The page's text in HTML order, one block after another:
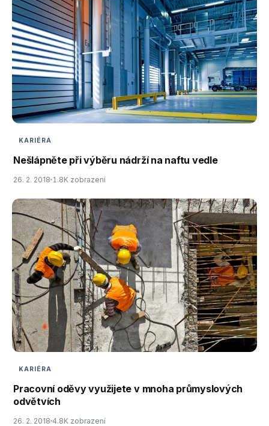
KARIÉRA
Nešlápněte při výběru nádrží na naftu vedle
26. 2. 2018 1.8K zobrazení
KARIÉRA
Pracovní oděvy využijete v mnoha průmyslových
odvětvích
26. 2. 2018 4.8K zobrazení